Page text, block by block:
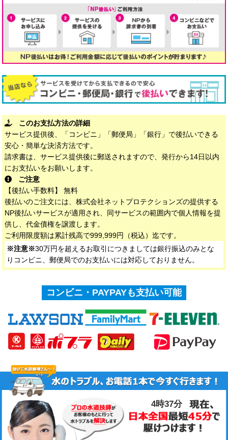
このお支払方法の詳細
サービス提供後、「コンビニ」「郵便局」「銀行」で後払いできる
安心・簡単な決済方法です。
請求書は、サービス提供後に郵送されますので、発行から14日以内
にお支払いをお願いします。
ご注意
【後払い手数料】 無料
後払いのご注文には、株式会社ネットプロテクションズの提供する
NP後払いサービスが適用され、同サービスの範囲内で個人情報を提
供し、代金債権を譲渡します。
ご利用限度額は累計残高で999,999円（税込）迄です。
※注意※30万円を超えるお取引につきましては銀行振込のみとな
りコンビニ、郵便局でのお支払いには対応しておりません。
コンビニ・PAYPAYも支払い可能
4時37分